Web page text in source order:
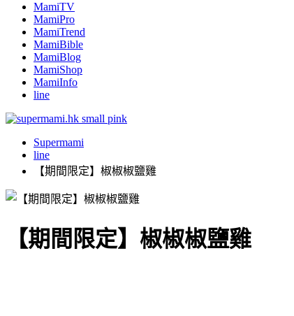
MamiTV
MamiPro
MamiTrend
MamiBible
MamiBlog
MamiShop
MamiInfo
line
Supermami
line
【期間限定】椒椒椒鹽雞
【期間限定】椒椒椒鹽雞